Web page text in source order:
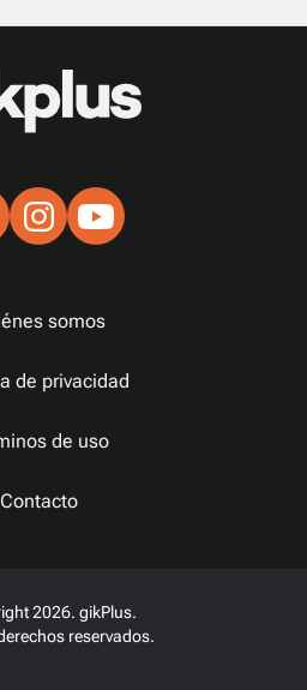
somos
de privacidad
de uso
Contacto
2026. gikPlus.
reservados.